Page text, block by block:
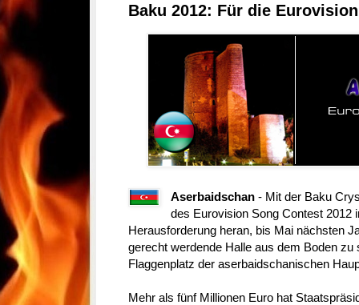
Baku 2012: Für die
Aserbaidschan - Mit der Baku
des Eurovision Song Contest 2012
Herausforderung heran, bis Mai nächsten
gerecht werdende Halle aus dem Boden
Flaggenplatz der aserbaidschanischen
Mehr als fünf Millionen Euro hat